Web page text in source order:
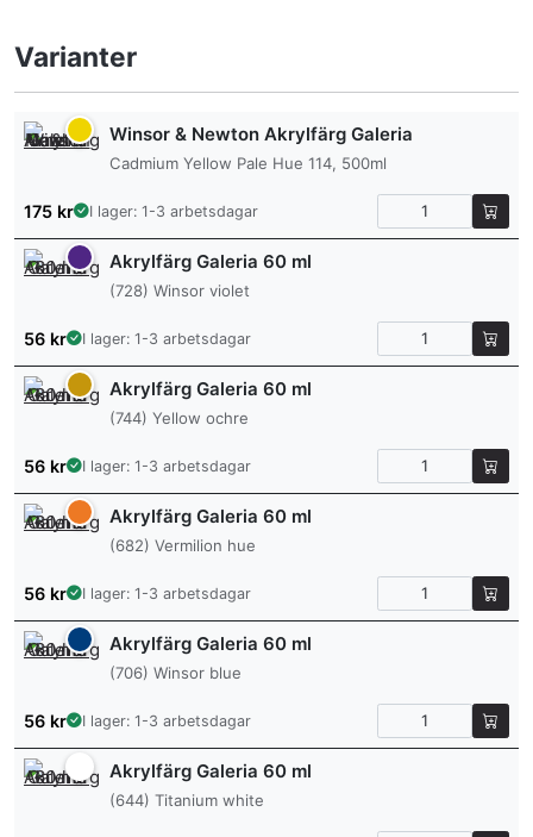
Varianter
Winsor & Newton Akrylfärg Galeria
Cadmium Yellow Pale Hue 114, 500ml
175 kr I lager: 1-3 arbetsdagar
Akrylfärg Galeria 60 ml
(728) Winsor violet
56 kr I lager: 1-3 arbetsdagar
Akrylfärg Galeria 60 ml
(744) Yellow ochre
56 kr I lager: 1-3 arbetsdagar
Akrylfärg Galeria 60 ml
(682) Vermilion hue
56 kr I lager: 1-3 arbetsdagar
Akrylfärg Galeria 60 ml
(706) Winsor blue
56 kr I lager: 1-3 arbetsdagar
Akrylfärg Galeria 60 ml
(644) Titanium white